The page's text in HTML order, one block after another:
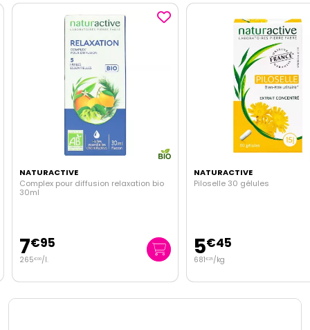
NATURACTIVE
Complex pour diffusion relaxation bio
30ml
7€95
265€00/l.
NATURACTIVE
Piloselle 30 gélules
5€45
681 €25/kg